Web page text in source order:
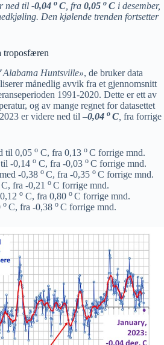
ned til -0,04 o C fra 0,05 o C i desember,
Den kjølende trenden fortsetter
troposfæren
Alabama Huntsville», de bruker data
månedlig avvik fra et gjennomsnitt
1991-2020. Dette er ett av
og av mange regnet for datasettet
er videre ned til –0,04 o C fra forrige
til 0,05 o C, fra 0,13 o C forrige mnd.
-0,14 o C, fra -0,03 o C forrige mnd.
-0,38 o C, fra -0,35 o C forrige mnd.
C, fra -0,21 o C forrige mnd.
o C, fra 0,80 o C forrige mnd.
o C, fra -0,38 o C forrige mnd.